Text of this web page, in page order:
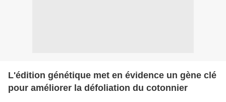
L'édition génétique met en évidence un gène clé
pour améliorer la défoliation du cotonnier